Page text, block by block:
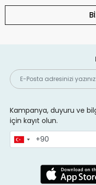
Kampanya, duyuru ve
için kayıt olun.